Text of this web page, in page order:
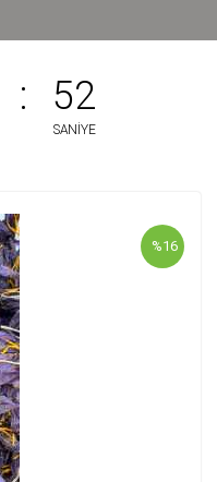
: 52
SANIYE
%16